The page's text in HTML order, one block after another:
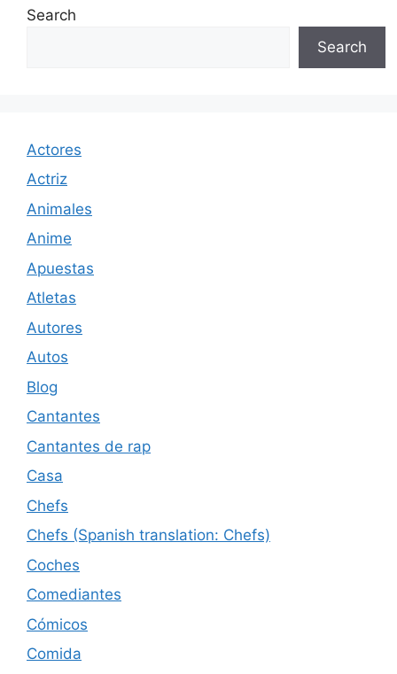
Search
Search
Actores
Actriz
Animales
Anime
Apuestas
Atletas
Autores
Autos
Blog
Cantantes
Cantantes de rap
Casa
Chefs
Chefs (Spanish translation: Chefs)
Coches
Comediantes
Cómicos
Comida